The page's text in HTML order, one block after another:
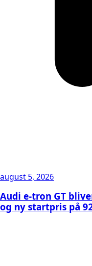
august 5, 2026
Audi e-tron GT
og ny startpris på